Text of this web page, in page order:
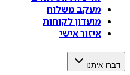
מעקב משלוח
מועדון לקוחות
איזור אישי
דברו איתנו